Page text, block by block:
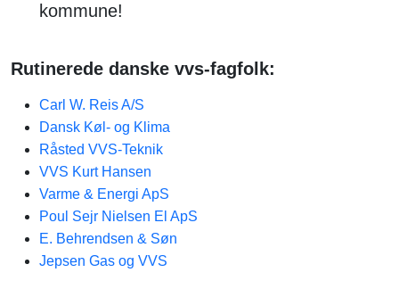
kommune!
Rutinerede danske vvs-fagfolk:
Carl W. Reis A/S
Dansk Køl- og Klima
Råsted VVS-Teknik
VVS Kurt Hansen
Varme & Energi ApS
Poul Sejr Nielsen El ApS
E. Behrendsen & Søn
Jepsen Gas og VVS